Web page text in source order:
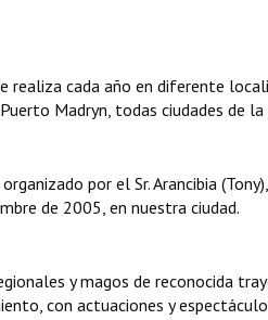
realiza cada año en diferente
Madryn, todas ciudades de la
por el Sr. Arancibia
de 2005, en nuestra ciudad.
y magos de reconocida
con actuaciones y